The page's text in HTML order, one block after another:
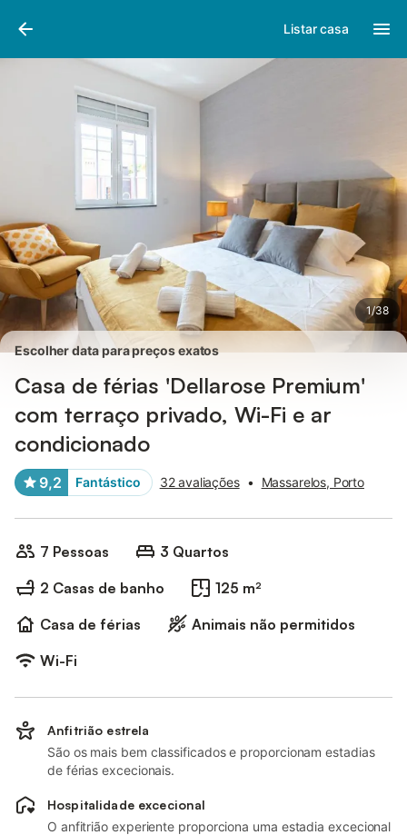
Listar casa
1/38
Fotos
Escolher data para preços exatos
Casa de férias 'Dellarose Premium'
com terraço privado, Wi-Fi e ar
condicionado
9,2 Fantástico 32 avaliações • Massarelos, Porto
7 Pessoas
3 Quartos
2 Casas de banho
125 m²
Casa de férias
Animais não permitidos
Wi-Fi
Anfitrião estrela
São os mais bem classificados e proporcionam estadias
de férias excecionais.
Hospitalidade excecional
O anfitrião experiente proporciona uma estadia excecional